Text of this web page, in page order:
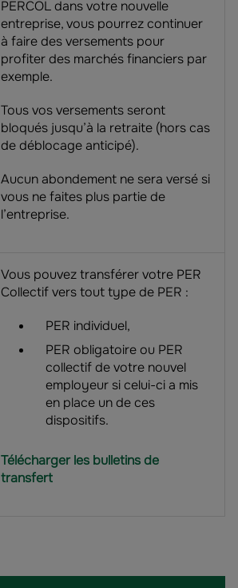
PERCOL dans votre nouvelle
entreprise, vous pourrez continuer
à faire des versements pour
profiter des marchés financiers par
exemple.
Tous vos versements seront
bloqués jusqu’à la retraite (hors cas
de déblocage anticipé).
Aucun abondement ne sera versé si
vous ne faites plus partie de
l’entreprise.
Vous pouvez transférer votre PER
Collectif vers tout type de PER :
PER individuel,
PER obligatoire ou PER
collectif de votre nouvel
employeur si celui-ci a mis
en place un de ces
dispositifs.
Télécharger les bulletins de
transfert